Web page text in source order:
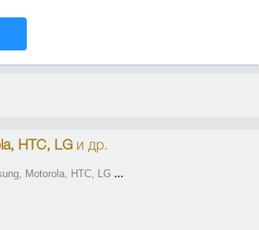
HTC, LG и др.
Motorola, HTC, LG ...